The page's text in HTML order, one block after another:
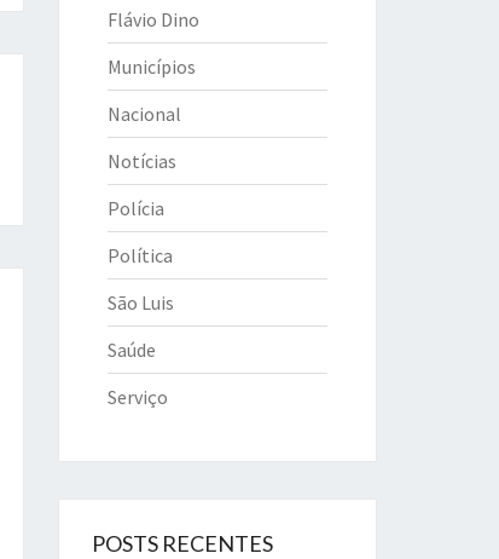
Flávio Dino
Municípios
Nacional
Notícias
Polícia
Política
São Luis
Saúde
Serviço
POSTS RECENTES